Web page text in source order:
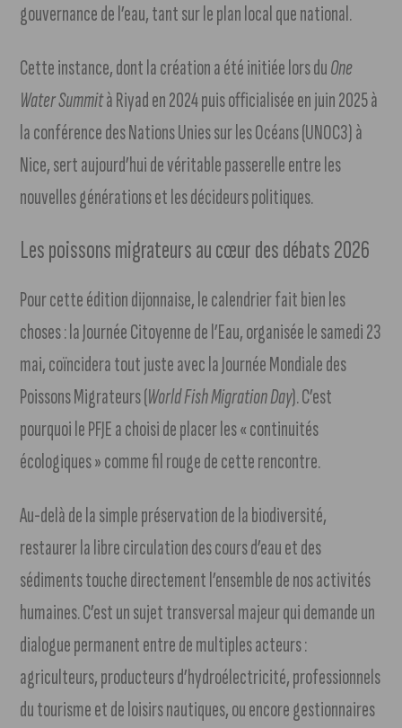
gouvernance de l’eau, tant sur le plan local que national.
Cette instance, dont la création a été initiée lors duOne
Water Summità Riyad en 2024 puis officialisée en juin 2025 à
la conférence des Nations Unies sur les Océans (UNOC3) à
Nice, sert aujourd’hui de véritable passerelle entre les
nouvelles générations et les décideurs politiques.
Les poissons migrateurs au cœur des débats 2026
Pour cette édition dijonnaise, le calendrier fait bien les
choses : la Journée Citoyenne de l’Eau, organisée le samedi 23
mai, coïncidera tout juste avec la Journée Mondiale des
Poissons Migrateurs (World Fish Migration Day). C’est
pourquoi le PFJE a choisi de placer les « continuités
écologiques » comme fil rouge de cette rencontre.
Au-delà de la simple préservation de la biodiversité,
restaurer la libre circulation des cours d’eau et des
sédiments touche directement l’ensemble de nos activités
humaines. C’est un sujet transversal majeur qui demande un
dialogue permanent entre de multiples acteurs :
agriculteurs, producteurs d’hydroélectricité, professionnels
du tourisme et de loisirs nautiques, ou encore gestionnaires